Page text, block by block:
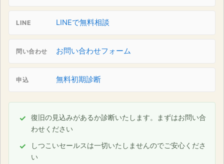
LINE LINEで無料相談
問い合わせ お問い合わせフォーム
申込 無料初期診断
復旧の見込みがあるか診断いたします。まずはお問い合
わせください
しつこいセールスは一切いたしませんのでご安心くださ
い